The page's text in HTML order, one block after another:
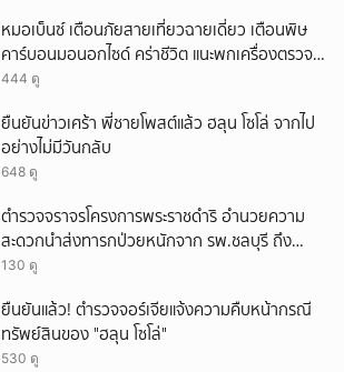
หมอเบ็นซ์ เตือนภัยสายเที่ยวฉายเดี่ยว เตือนพิษ
คาร์บอนมอนอกไซด์ คร่าชีวิต แนะพกเครื่องตรวจ
วัดติดตัว
444 ดู
ยืนยันข่าวเศร้า พี่ชายโพสต์แล้ว ฮลุน โซโล่ จากไป
อย่างไม่มีวันกลับ
648 ดู
ตำรวจจราจรโครงการพระราชดำริ อำนวยความ
สะดวกนำส่งทารกป่วยหนักจาก รพ.ชลบุรี ถึง
รพ.ศิริราช
130 ดู
ยืนยันแล้ว! ตำรวจจอร์เจียแจ้งความคืบหน้ากรณี
ทรัพย์สินของ "ฮลุน โซโล่"
530 ดู